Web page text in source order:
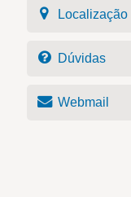
Localização
Dúvidas
Webmail